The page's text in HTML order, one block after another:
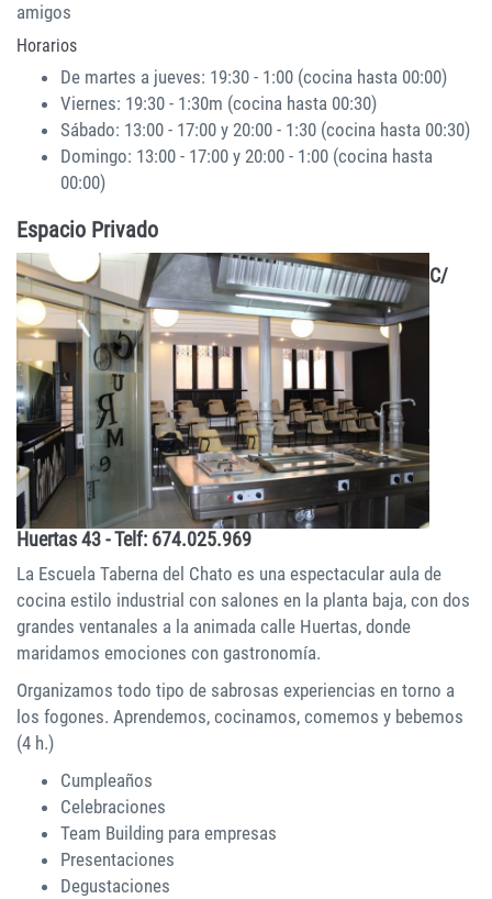
amigos
Horarios
De martes a jueves: 19:30 - 1:00 (cocina hasta 00:00)
Viernes: 19:30 - 1:30m (cocina hasta 00:30)
Sábado: 13:00 - 17:00 y 20:00 - 1:30 (cocina hasta 00:30)
Domingo: 13:00 - 17:00 y 20:00 - 1:00 (cocina hasta
00:00)
Espacio Privado
C/
Huertas 43 - Telf: 674.025.969
La Escuela Taberna del Chato es una espectacular aula de
cocina estilo industrial con salones en la planta baja, con dos
grandes ventanales a la animada calle Huertas, donde
maridamos emociones con gastronomía.
Organizamos todo tipo de sabrosas experiencias en torno a
los fogones. Aprendemos, cocinamos, comemos y bebemos
(4 h.)
Cumpleaños
Celebraciones
Team Building para empresas
Presentaciones
Degustaciones